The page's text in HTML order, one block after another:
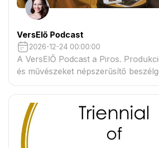
VersElő Podcast
2026-12-24 00:00:00
A VersElŐ Podcast a Piros.
és művészeket népszerűsítő